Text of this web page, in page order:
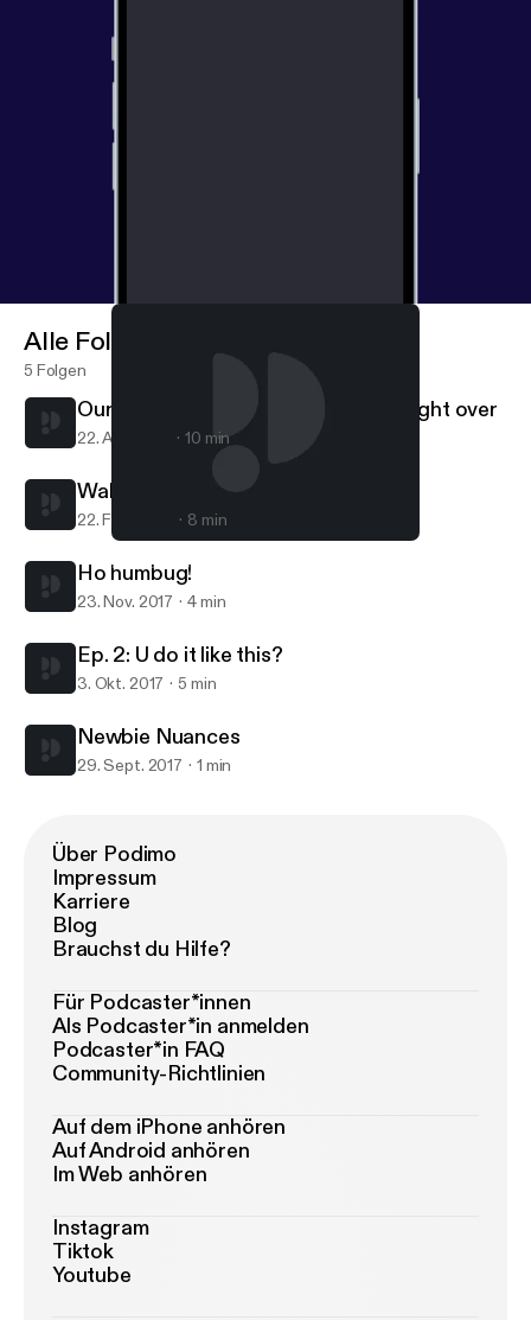
Random-ass City
Alle Folgen
5 Folgen
Our week's busiest day ... skimmed right over
22. Apr. 2018 10 min
Waking up for the year
22. Feb. 2018 8 min
Ho humbug!
23. Nov. 2017 4 min
Ep. 2: U do it like this?
3. Okt. 2017 5 min
Newbie Nuances
29. Sept. 2017 1 min
Über Podimo
Impressum
Karriere
Blog
Brauchst du Hilfe?
Für Podcaster*innen
Als Podcaster*in anmelden
Podcaster*in FAQ
Community-Richtlinien
Auf dem iPhone anhören
Auf Android anhören
Im Web anhören
Instagram
Tiktok
Youtube